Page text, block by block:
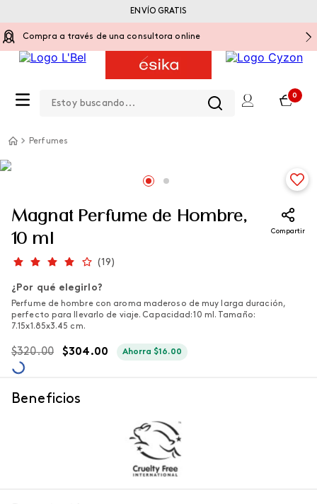
Compra a través de una consultora online
0
ENVÍO GRATIS
Perfumes
Magnat Perfume de Hombre,
10 ml
Compartir
(19)
¿Por qué elegirlo?
Perfume de hombre con aroma maderoso de muy larga duración,
perfecto para llevarlo de viaje. Capacidad: 10 ml. Tamaño:
7.15x1.85x3.45 cm.
$320.00 $304.00 Ahorra$16.00
Beneficios